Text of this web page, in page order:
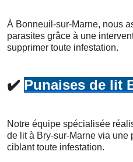
À Bonneuil-sur-Marne, nous
parasites grâce à une
supprimer toute infestation.
✔️ Punaises de lit
Notre équipe spécialisée
de lit à Bry-sur-Marne via une
ciblant toute infestation.